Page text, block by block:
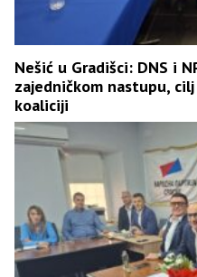
Nešić u Gradišci: DNS i
zajedničkom nastupu,
koaliciji